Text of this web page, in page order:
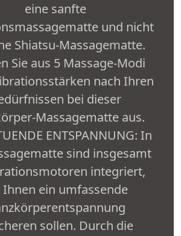
eine sanfte
und nicht
Shiatsu-Massagematte.
Sie aus 5 Massage-Modi
nach Ihren
bei dieser
Massagematte aus.
ENTSPANNUNG: In
sind insgesamt
integriert,
Ihnen ein umfassende
sollen. Durch die